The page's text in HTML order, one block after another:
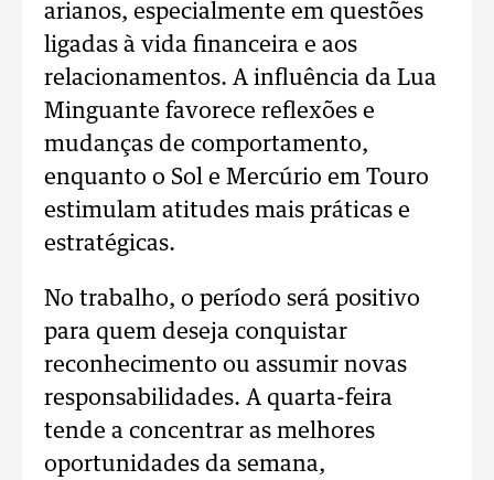
arianos, especialmente em questões
ligadas à vida financeira e aos
relacionamentos. A influência da Lua
Minguante favorece reflexões e
mudanças de comportamento,
enquanto o Sol e Mercúrio em Touro
estimulam atitudes mais práticas e
estratégicas.
No trabalho, o período será positivo
para quem deseja conquistar
reconhecimento ou assumir novas
responsabilidades. A quarta-feira
tende a concentrar as melhores
oportunidades da semana,